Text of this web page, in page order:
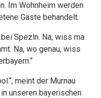
Im Wohnheim werden
Gäste behandelt.
Spezln. Na, wiss ma
Na, wo genau, wiss
meint der Murnau
unseren bayerischen